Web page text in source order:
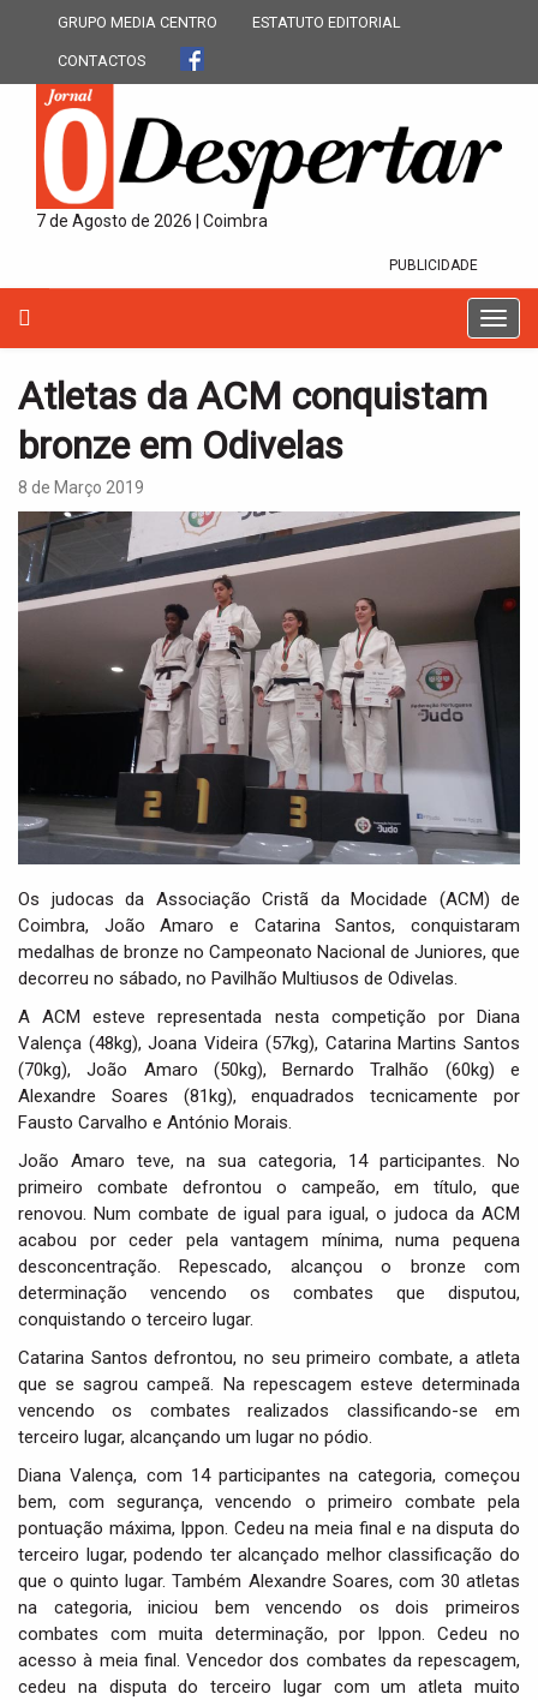
GRUPO MEDIA CENTRO ESTATUTO EDITORIAL
CONTACTOS
7 de Agosto de 2026 | Coimbra
PUBLICIDADE
T
o
v
Atletas da ACM conquistam
bronze em Odivelas
8 de Março 2019
Os judocas da Associação Cristã da Mocidade (ACM) de
Coimbra, João Amaro e Catarina Santos, conquistaram
medalhas de bronze no Campeonato Nacional de Juniores, que
decorreu no sábado, no Pavilhão Multiusos de Odivelas.
A ACM esteve representada nesta competição por Diana
Valença (48kg), Joana Videira (57kg), Catarina Martins Santos
(70kg), João Amaro (50kg), Bernardo Tralhão (60kg) e
Alexandre Soares (81kg), enquadrados tecnicamente por
Fausto Carvalho e António Morais.
João Amaro teve, na sua categoria, 14 participantes. No
primeiro combate defrontou o campeão, em título, que
renovou. Num combate de igual para igual, o judoca da ACM
acabou por ceder pela vantagem mínima, numa pequena
desconcentração. Repescado, alcançou o bronze com
determinação vencendo os combates que disputou,
conquistando o terceiro lugar.
Catarina Santos defrontou, no seu primeiro combate, a atleta
que se sagrou campeã. Na repescagem esteve determinada
vencendo os combates realizados classificando-se em
terceiro lugar, alcançando um lugar no pódio.
Diana Valença, com 14 participantes na categoria, começou
bem, com segurança, vencendo o primeiro combate pela
pontuação máxima, Ippon. Cedeu na meia final e na disputa do
terceiro lugar, podendo ter alcançado melhor classificação do
que o quinto lugar. Também Alexandre Soares, com 30 atletas
na categoria, iniciou bem vencendo os dois primeiros
combates com muita determinação, por Ippon. Cedeu no
acesso à meia final. Vencedor dos combates da repescagem,
cedeu na disputa do terceiro lugar com um atleta muito